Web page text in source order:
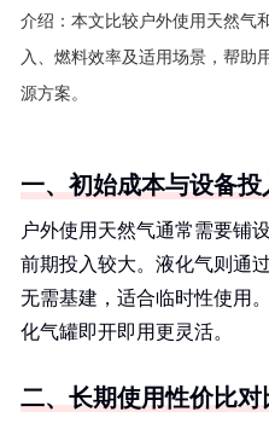
介绍： 本文比较户外使用天然气
入、燃料效率及适用场景，帮助
源方案。
一、初始成本与设备投
户外使用天然气通常需要铺
前期投入较大。液化气则通
无需基建，适合临时性使用
化气罐即开即用更灵活。
二、长期使用性价比对